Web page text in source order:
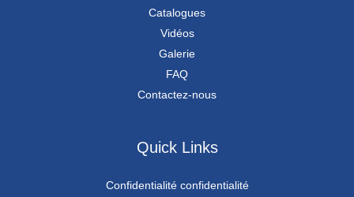
Catalogues
Vidéos
Galerie
FAQ
Contactez-nous
Quick Links
Confidentialité confidentialité